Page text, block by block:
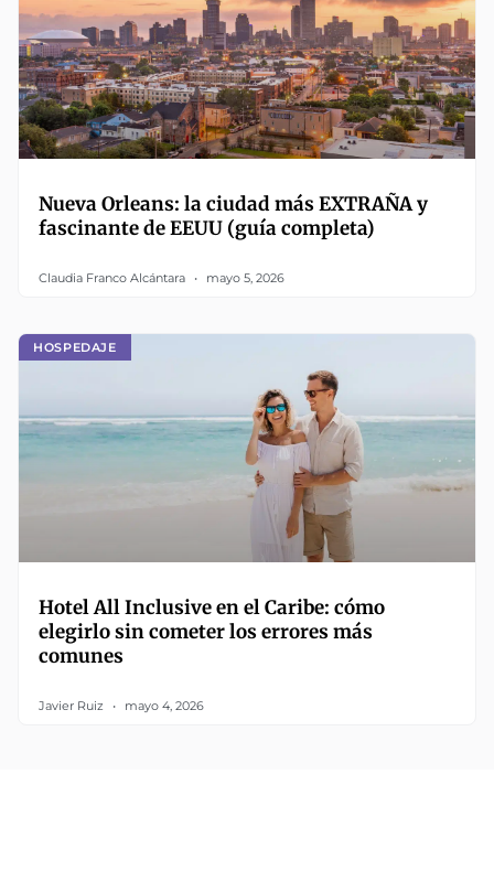
Nueva Orleans: la ciudad más EXTRAÑA y
fascinante de EEUU (guía completa)
Claudia Franco Alcántara mayo 5, 2026
HOSPEDAJE
Hotel All Inclusive en el Caribe: cómo
elegirlo sin cometer los errores más
comunes
Javier Ruiz mayo 4, 2026